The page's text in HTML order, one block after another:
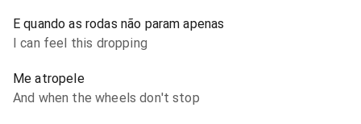
E quando as rodas não param apenas
I can feel this dropping
Me atropele
And when the wheels don't stop